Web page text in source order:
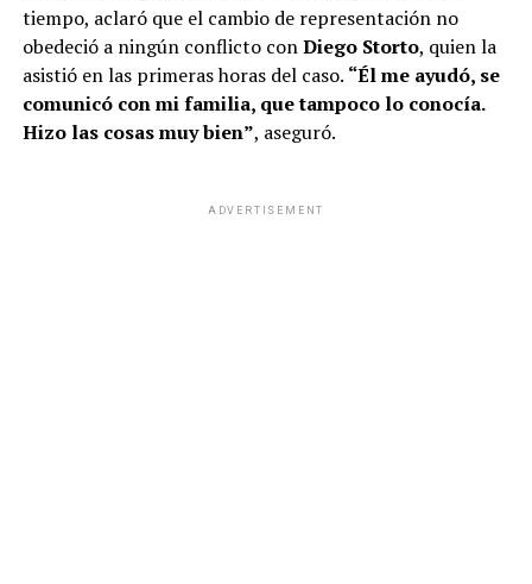
tiempo, aclaró que el cambio de representación no
obedeció a ningún conflicto conDiego Storto, quien la
asistió en las primeras horas del caso. “Él me ayudó, se
comunicó con mi familia, que tampoco lo conocía.
Hizo las cosas muy bien”, aseguró.
ADVERTISEMENT